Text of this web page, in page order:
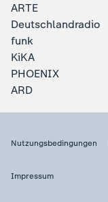
ARTE
Deutschlandradio
funk
KiKA
PHOENIX
ARD
Nutzungsbedingungen
Impressum